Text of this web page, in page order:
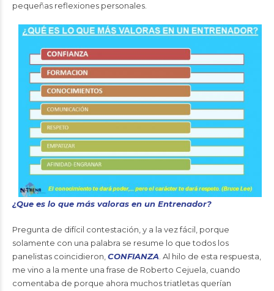
pequeñas reflexiones personales.
¿Que es lo que más valoras en un Entrenador?
Pregunta de difícil contestación, y a la vez fácil, porque
solamente con una palabra se resume lo que todos los
panelistas coincidieron, CONFIANZA . Al hilo de esta respuesta,
me vino a la mente una frase de Roberto Cejuela, cuando
comentaba de porque ahora muchos triatletas querían